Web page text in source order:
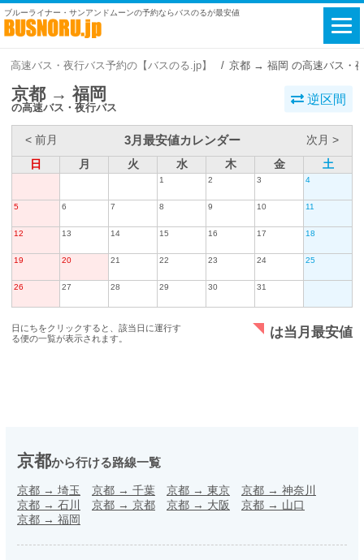
ブルーライナー・サンアンドムーンの予約ならバスのるが最安値
高速バス・夜行バス予約の【バスのる.jp】 京都 → 福岡 の高速バス・
京都 → 福岡
の高速バス・夜行バス
逆区間
< 前月 3月最安値カレンダー
次月 >
日
月 火 水 木 金 土
1 2 3 4
5 6 7 8 9 10 11
12 13 14 15 16 17 18
19 20 21 22 23 24 25
26 27 28 29 30 31
日にちをクリックすると、該当日に運行す
る便の一覧が表示されます。
は当月最安値
京都から行ける路線一覧
京都 → 埼玉 京都 → 千葉 京都 → 東京 京都 → 神奈川
京都 → 石川 京都 → 京都 京都 → 大阪 京都 → 山口
京都 → 福岡